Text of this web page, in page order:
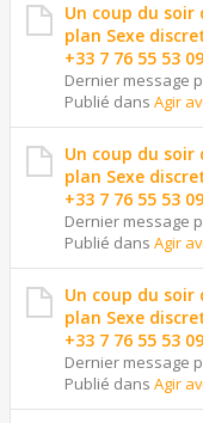
Un coup du soir
plan Sexe
+33 7 76 55 53 09
Dernier message
Publié dans Agir
Un coup du soir
plan Sexe
+33 7 76 55 53 09
Dernier message
Publié dans Agir
Un coup du soir
plan Sexe
+33 7 76 55 53 09
Dernier message
Publié dans Agir